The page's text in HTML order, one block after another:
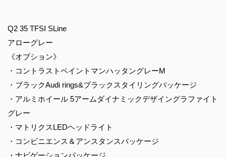
Q2 35 TFSI SLine
アローグレー
《オプション》
・コントラストペイントマンハッタングレーM
・ブラックAudi rings&ブラックスタイリングパッケージ
・アルミホイール 5アームダイナミックデザイングラファイト
グレー
・マトリクスLEDヘッドライト
・コンビニエンス＆アンスタンスパッケージ
・ナビゲーションパッケージ